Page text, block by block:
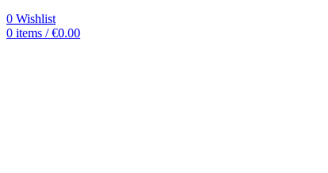
0 Wishlist
0 items / €0.00